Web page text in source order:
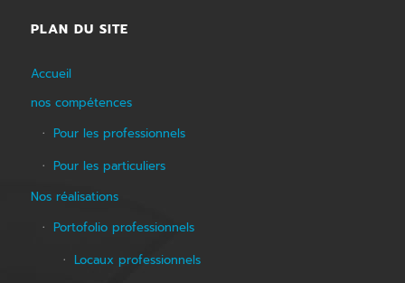
PLAN DU SITE
Accueil
nos compétences
Pour les professionnels
Pour les particuliers
Nos réalisations
Portofolio professionnels
Locaux professionnels